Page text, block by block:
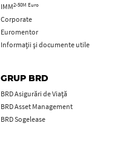
IMM2-50M Euro
Corporate
Euromentor
Informații și documente utile
GRUP BRD
BRD Asigurări de Viață
BRD Asset Management
BRD Sogelease